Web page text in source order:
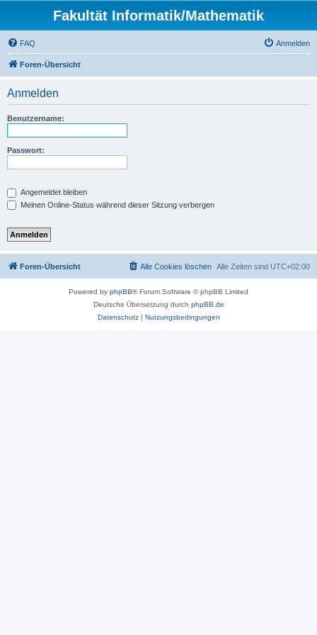
Fakultät Informatik/Mathematik
FAQ Anmelden
Foren-Übersicht
Anmelden
Benutzername:
Passwort:
Angemeldet bleiben
Meinen Online-Status während dieser Sitzung verbergen
Foren-Übersicht Alle Zeiten sind UTC+02:00
Alle Cookies löschen
Powered by phpBB® Forum Software © phpBB Limited
Deutsche Übersetzung durch phpBB.de
Datenschutz| Nutzungsbedingungen